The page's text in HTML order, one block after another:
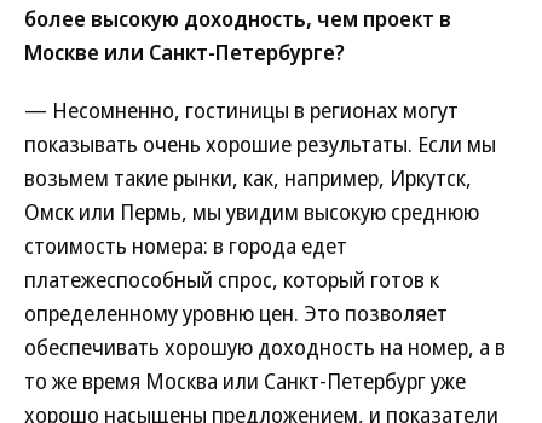
более высокую доходность, чем проект в
Москве или Санкт-Петербурге?
— Несомненно, гостиницы в регионах могут
показывать очень хорошие результаты. Если мы
возьмем такие рынки, как, например, Иркутск,
Омск или Пермь, мы увидим высокую среднюю
стоимость номера: в города едет
платежеспособный спрос, который готов к
определенному уровню цен. Это позволяет
обеспечивать хорошую доходность на номер, а в
то же время Москва или Санкт-Петербург уже
хорошо насыщены предложением, и показатели